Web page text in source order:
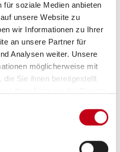
für soziale Medien anbieten
unsere Website zu
wir Informationen zu Ihrer
an unsere Partner für
Analysen weiter. Unsere
möglicherweise mit
Sie ihnen bereitgestellt